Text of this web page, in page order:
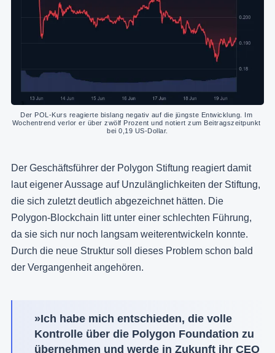
Der POL-Kurs reagierte bislang negativ auf die jüngste Entwicklung. Im
Wochentrend verlor er über zwölf Prozent und notiert zum Beitragszeitpunkt
bei 0,19 US-Dollar.
Der Geschäftsführer der Polygon Stiftung reagiert damit
laut eigener Aussage auf Unzulänglichkeiten der Stiftung,
die sich zuletzt deutlich abgezeichnet hätten. Die
Polygon-Blockchain litt unter einer schlechten Führung,
da sie sich nur noch langsam weiterentwickeln konnte.
Durch die neue Struktur soll dieses Problem schon bald
der Vergangenheit angehören.
»Ich habe mich entschieden, die volle
Kontrolle über die Polygon Foundation zu
übernehmen und werde in Zukunft ihr CEO